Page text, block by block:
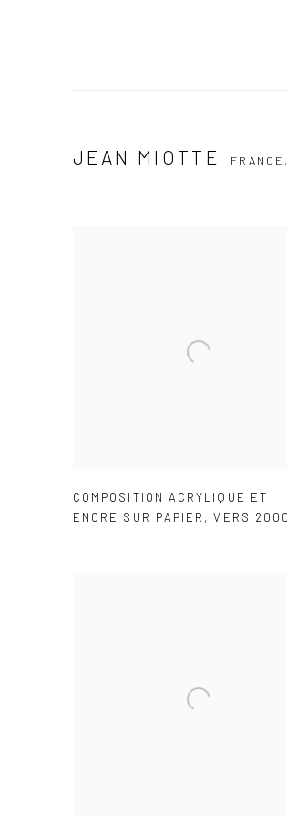
JEAN MIOTTE
COMPOSITION ACRYLIQUE ET
ENCRE SUR PAPIER ,VERS 2000